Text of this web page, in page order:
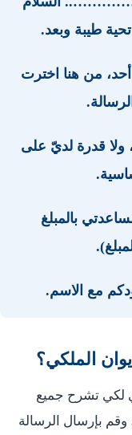
طيبة وبعد.
من هنا اخترت
ولا قدرة لديّ على
بالمبلغ
مع الاسم.
الملكي؟
لكي تشرح جميع
وقم بإرسال الرسالة